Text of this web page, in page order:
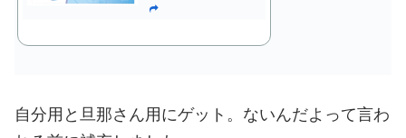
自分用と旦那さん用にゲット。ないんだよって言わ